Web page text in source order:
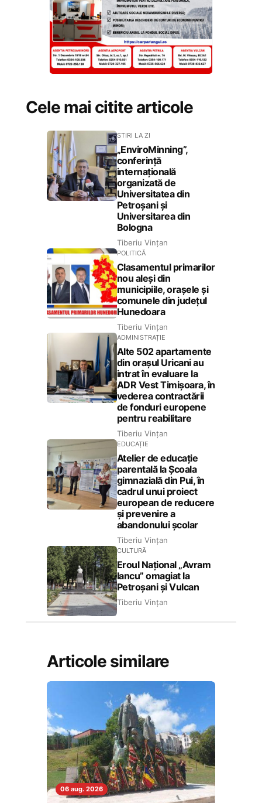
Cele mai citite articole
STIRI LA ZI
„EnviroMinning”,
conferință
internațională
organizată de
Universitatea din
Petroșani și
Universitarea din
Bologna
Tiberiu Vințan
POLITICĂ
Clasamentul primarilor
nou aleși din
municipiile, orașele și
comunele din județul
Hunedoara
Tiberiu Vințan
ADMINISTRAȚIE
Alte 502 apartamente
din orașul Uricani au
intrat în evaluare la
ADR Vest Timișoara, în
vederea contractării
de fonduri europene
pentru reabilitare
Tiberiu Vințan
EDUCAȚIE
Atelier de educație
parentală la Școala
gimnazială din Pui, în
cadrul unui proiect
european de reducere
și prevenire a
abandonului școlar
Tiberiu Vințan
CULTURĂ
Eroul Național „Avram
Iancu” omagiat la
Petroșani și Vulcan
Tiberiu Vințan
Articole similare
06 aug. 2026